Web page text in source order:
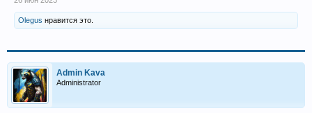
Olegus нравится это.
Admin Kava
Administrator